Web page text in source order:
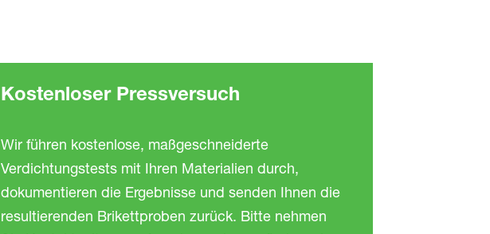
Kostenloser Pressversuch
Wir führen kostenlose, maßgeschneiderte
Verdichtungstests mit Ihren Materialien durch,
dokumentieren die Ergebnisse und senden Ihnen die
resultierenden Brikettproben zurück. Bitte nehmen